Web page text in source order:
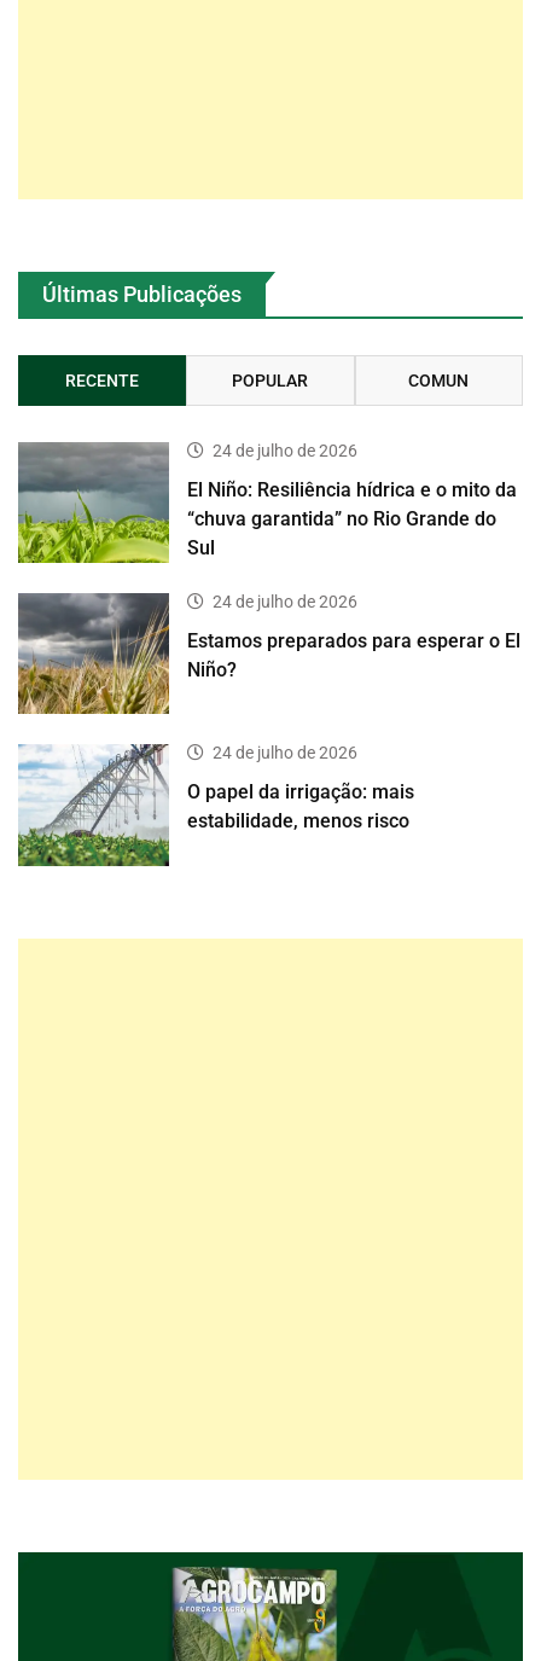
Últimas Publicações
RECENTE POPULAR COMUN
24 de julho de 2026
El Niño: Resiliência hídrica e o mito da
“chuva garantida” no Rio Grande do
Sul
24 de julho de 2026
Estamos preparados para esperar o El
Niño?
24 de julho de 2026
O papel da irrigação: mais
estabilidade, menos risco